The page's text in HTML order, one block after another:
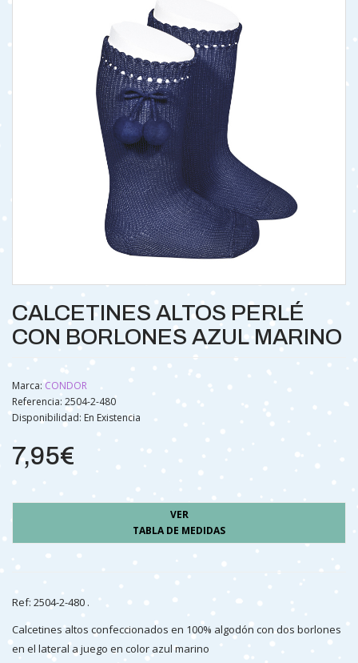
CALCETINES ALTOS PERLÉ
CON BORLONES AZUL MARINO
Marca: CONDOR
Referencia: 2504-2-480
Disponibilidad: En Existencia
7,95€
VER
TABLA DE MEDIDAS
Ref: 2504-2-480 .
Calcetines altos confeccionados en 100% algodón con dos borlones
en el lateral a juego en color azul marino